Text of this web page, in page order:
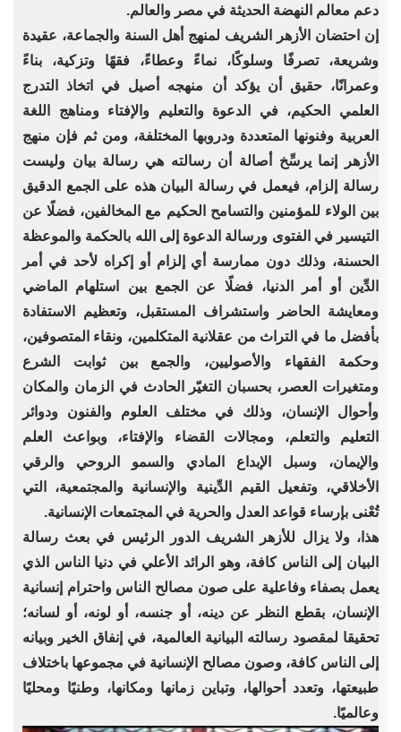
دعم معالم النهضة الحديثة في مصر والعالم.
إن احتضان الأزهر الشريف لمنهج أهل السنة والجماعة، عقيدة
وشريعة، تصرفًا وسلوكًا، نماءً وعطاءً، فقهًا وتزكية، بناءً
وعمرانًا، حقيق أن يؤكد أن منهجه أصيل في اتخاذ التدرج
العلمي الحكيم، في الدعوة والتعليم والإفتاء ومناهج اللغة
العربية وفنونها المتعددة ودروبها المختلفة، ومن ثم فإن منهج
الأزهر إنما يرسِّخ أصالة أن رسالته هي رسالة بيان وليست
رسالة إلزام، فيعمل في رسالة البيان هذه على الجمع الدقيق
بين الولاء للمؤمنين والتسامح الحكيم مع المخالفين، فضلًا عن
التيسير في الفتوى ورسالة الدعوة إلى الله بالحكمة والموعظة
الحسنة، وذلك دون ممارسة أي إلزام أو إكراه لأحد في أمر
الدِّين أو أمر الدنيا، فضلًا عن الجمع بين استلهام الماضي
ومعايشة الحاضر واستشراف المستقبل، وتعظيم الاستفادة
بأفضل ما في التراث من عقلانية المتكلمين، ونقاء المتصوفين،
وحكمة الفقهاء والأصوليين، والجمع بين ثوابت الشرع
ومتغيرات العصر، بحسبان التغيّر الحادث في الزمان والمكان
وأحوال الإنسان، وذلك في مختلف العلوم والفنون ودوائر
التعليم والتعلم، ومجالات القضاء والإفتاء، وبواعث العلم
والإيمان، وسبل الإبداع المادي والسمو الروحي والرقي
الأخلاقي، وتفعيل القيم الدِّينية والإنسانية والمجتمعية، التي
تُعْنى بإرساء قواعد العدل والحرية في المجتمعات الإنسانية.
هذا، ولا يزال للأزهر الشريف الدور الرئيس في بعث رسالة
البيان إلى الناس كافة، وهو الرائد الأعلي في دنيا الناس الذي
يعمل بصفاء وفاعلية على صون مصالح الناس واحترام إنسانية
الإنسان، بقطع النظر عن دينه، أو جنسه، أو لونه، أو لسانه؛
تحقيقا لمقصود رسالته البيانية العالمية، في إنفاق الخير وبيانه
إلى الناس كافة، وصون مصالح الإنسانية في مجموعها باختلاف
طبيعتها، وتعدد أحوالها، وتباين زمانها ومكانها، وطنيًا ومحليًا
وعالميًا.